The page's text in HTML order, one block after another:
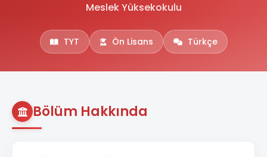
Meslek Yüksekokulu
TYT Ön Lisans Türkçe
Bölüm Hakkında